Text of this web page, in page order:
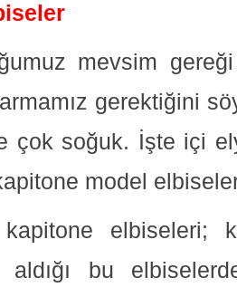
mevsim
gerektiğini
çok soğuk. İşte içi
model
elbiseleri;
bu